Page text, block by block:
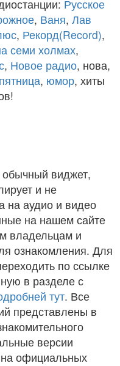
Русское
, Ваня, Лав
, Рекорд(Record),
семи холмах,
, Новое радио, нова,
, юмор, хиты
обычный виджет,
и не
на аудио и видео
на нашем сайте
владельцам и
ознакомления. Для
по ссылке
в разделе с
тут. Все
представлены в
версии
на официальных